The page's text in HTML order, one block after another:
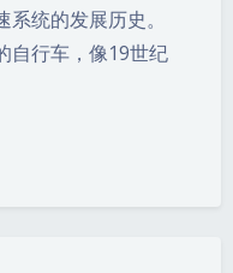
统的发展历史。
自行车，像19世纪